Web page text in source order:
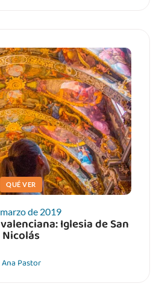
QUÉ VER
de 2019
Iglesia de San
Nicolás
Ana Pastor